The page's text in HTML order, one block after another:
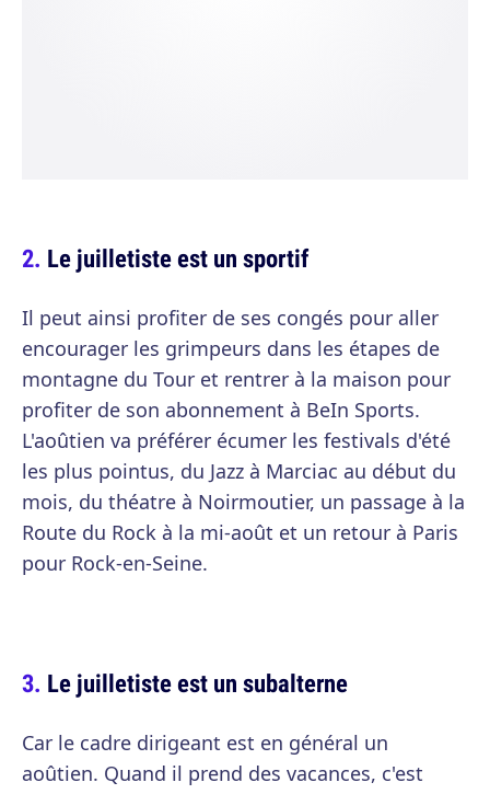
Le juilletiste est un sportif
Il peut ainsi profiter de ses congés pour aller
encourager les grimpeurs dans les étapes de
montagne du Tour et rentrer à la maison pour
profiter de son abonnement à BeIn Sports.
L'aoûtien va préférer écumer les festivals d'été
les plus pointus, du Jazz à Marciac au début du
mois, du théatre à Noirmoutier, un passage à la
Route du Rock à la mi-août et un retour à Paris
pour Rock-en-Seine.
Le juilletiste est un subalterne
Car le cadre dirigeant est en général un
aoûtien. Quand il prend des vacances, c'est